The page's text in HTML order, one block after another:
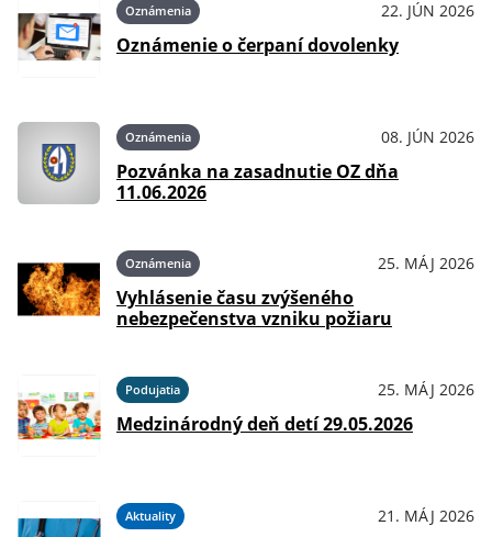
Oznámenia 22. JÚN 2026
Oznámenie o čerpaní dovolenky
Oznámenia 08. JÚN 2026
Pozvánka na zasadnutie OZ dňa
11.06.2026
Oznámenia 25. MÁJ 2026
Vyhlásenie času zvýšeného
nebezpečenstva vzniku požiaru
Podujatia 25. MÁJ 2026
Medzinárodný deň detí 29.05.2026
Aktuality 21. MÁJ 2026